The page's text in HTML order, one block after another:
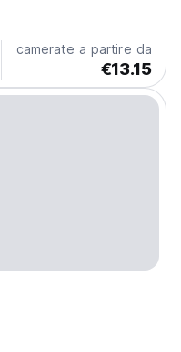
camerate a partire da
€13.15